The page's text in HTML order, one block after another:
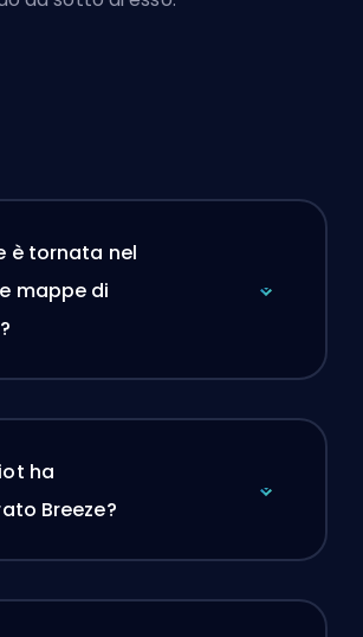
è tornata nel
mappe di
ha
Breeze?